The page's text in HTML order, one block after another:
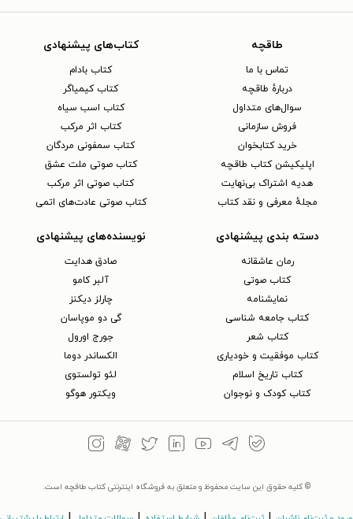
طاقچه
تماس با ما
دربارهٔ طاقچه
سوال‌های متداول
فروش سازمانی
خرید کتابخوان
اپلیکیشن کتاب طاقچه
هدیه اشتراک بی‌نهایت
مجلهٔ معرفی و نقد کتاب
کتاب‌های پیشنهادی
کتاب بادام
کتاب کیمیاگر
کتاب اسب سیاه
کتاب اثر مرکب
کتاب سمفونی مردگان
کتاب صوتی ملت عشق
کتاب صوتی اثر مرکب
کتاب صوتی عادت‌های اتمی
دسته بندی پیشنهادی
رمان عاشقانه
کتاب‌ صوتی
نمایشنامه
کتاب جامعه شناسی
کتاب شعر
کتاب موفقیت و خودیاری
کتاب تاریخ اسلام
کتاب کودک و نوجوان
نویسنده‌های پیشنهادی
صادق هدایت
آلبر کامو
چارلز دیکنز
گی دو موپاسان
جورج اورول
الکساندر دوما
لئو تولستوی
ویکتور هوگو
© کلیه حقوق این سایت محفوظ و متعلق به فروشگاه اینترنتی کتاب طاقچه است.